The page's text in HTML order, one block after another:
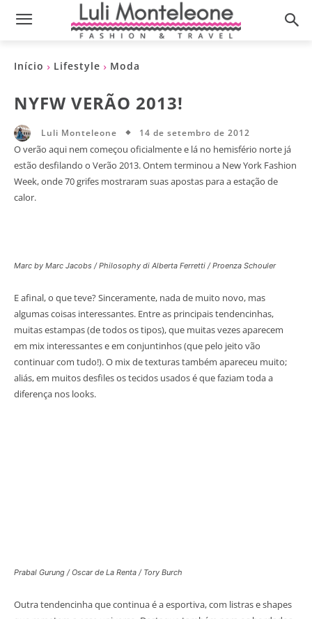
Início Lifestyle Moda
NYFW VERÃO 2013!
Luli Monteleone 14 de setembro de 2012
O verão aqui nem começou oficialmente e lá no hemisfério norte já
estão desfilando o Verão 2013. Ontem terminou a New York Fashion
Week, onde 70 grifes mostraram suas apostas para a estação de
calor.
Marc by Marc Jacobs / Philosophy di Alberta Ferretti / Proenza Schouler
E afinal, o que teve? Sinceramente, nada de muito novo, mas
algumas coisas interessantes. Entre as principais tendencinhas,
muitas estampas (de todos os tipos), que muitas vezes aparecem
em mix interessantes e em conjuntinhos (que pelo jeito vão
continuar com tudo!). O mix de texturas também apareceu muito;
aliás, em muitos desfiles os tecidos usados é que faziam toda a
diferença nos looks.
Prabal Gurung / Oscar de La Renta / Tory Burch
Outra tendencinha que continua é a esportiva, com listras e shapes